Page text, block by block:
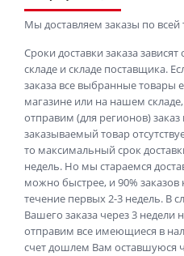
Мы доставляем заказы по
Сроки доставки заказа
складе и складе поставщика.
заказа все выбранные товары
магазине или на нашем
отправим (для регионов) заказ
заказываемый товар
то максимальный срок
недель. Но мы стараемся
можно быстрее, и 90% заказов
течение первых 2-3 недель. В
Вашего заказа через 3 недели
отправим все имеющиеся в
счет дошлем Вам оставшуюся